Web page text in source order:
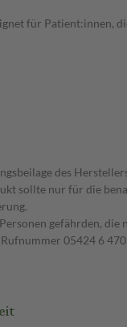
für
des
sollte nur für die
gefährden,
05424 6